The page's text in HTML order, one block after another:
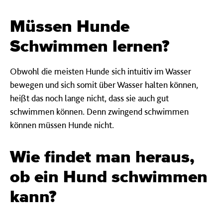
Müssen Hunde
Schwimmen lernen?
Obwohl die meisten Hunde sich intuitiv im Wasser
bewegen und sich somit über Wasser halten können,
heißt das noch lange nicht, dass sie auch gut
schwimmen können. Denn zwingend schwimmen
können müssen Hunde nicht.
Wie findet man heraus,
ob ein Hund schwimmen
kann?